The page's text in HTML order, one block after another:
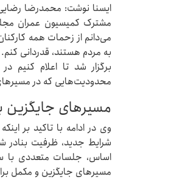
ایسنا نوشت: محمدرضا
مشترک کمیسیون عمران
می‌دانم از زحمات همه
به مردم هستند، قدردانی
برگزار شد تا اعلام کنیم
محدودیت‌هایی که در
مسیرهای جایگزین
وی در ادامه با تاکید بر
شرایط جدید، ظرفیت
اساس، جلسات متعددی با
مسیرهای جایگزین و مکمل